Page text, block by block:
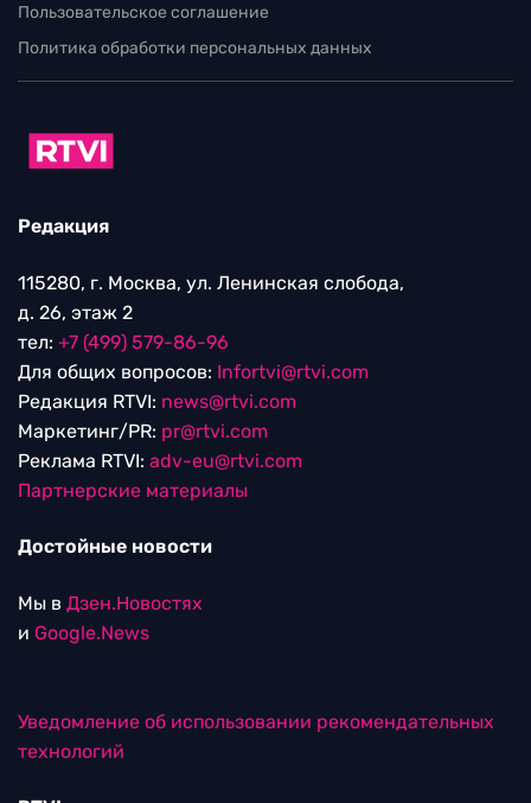
Пользовательское соглашение
Политика обработки персональных данных
Редакция
115280, г. Москва, ул. Ленинская слобода,
д. 26, этаж 2
тел: +7 (499) 579-86-96
Для общих вопросов: Infortvi@rtvi.com
Редакция RTVI: news@rtvi.com
Маркетинг/PR: pr@rtvi.com
Реклама RTVI: adv-eu@rtvi.com
Партнерские материалы
Достойные новости
Мы в Дзен.Новостях
и Google.News
Уведомление об использовании рекомендательных
технологий